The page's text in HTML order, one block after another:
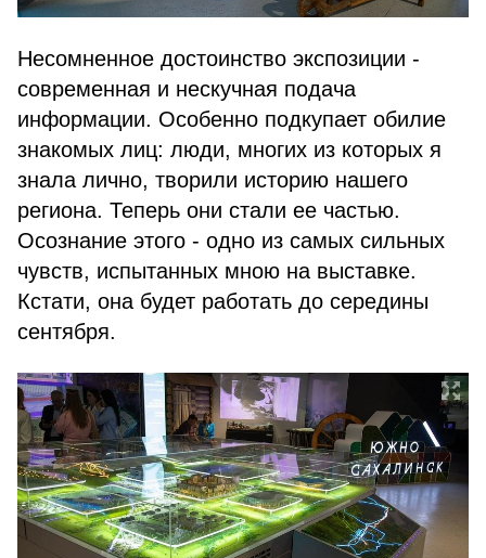
Несомненное достоинство экспозиции -
современная и нескучная подача
информации. Особенно подкупает обилие
знакомых лиц: люди, многих из которых я
знала лично, творили историю нашего
региона. Теперь они стали ее частью.
Осознание этого - одно из самых сильных
чувств, испытанных мною на выставке.
Кстати, она будет работать до середины
сентября.